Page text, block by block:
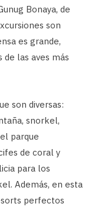
Bonaya, de
son
es grande,
las aves más
son diversas:
snorkel,
parque
de coral y
para los
Además, en esta
perfectos